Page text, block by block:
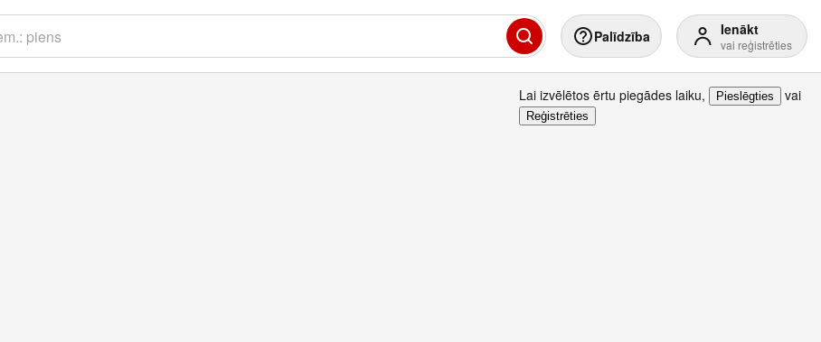
Palīdzība Ienākt
vai reģistrēties
Lai izvēlētos ērtu piegādes laiku, Pieslēgties vai
Reģistrēties